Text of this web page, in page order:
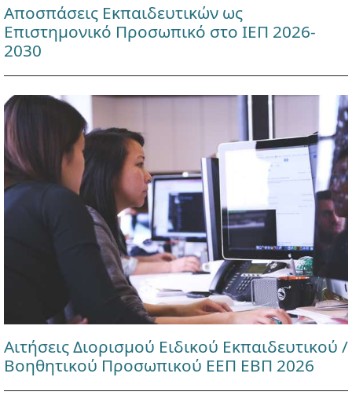
Αποσπάσεις Εκπαιδευτικών ως
Επιστημονικό Προσωπικό στο ΙΕΠ 2026-
2030
Αιτήσεις Διορισμού Ειδικού Εκπαιδευτικού /
Βοηθητικού Προσωπικού ΕΕΠ ΕΒΠ 2026